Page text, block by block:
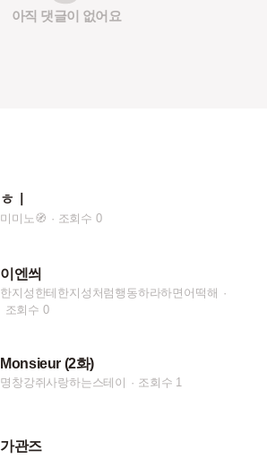
아직 댓글이 없어요
ㅎㅣ
미미노🧭 조회수 0
이엔씌
한지성한테한지성처럼행동하라하면어떡해
조회수 0
Monsieur (2화)
명창강쥐사랑하는스테이 조회수 1
가관즈